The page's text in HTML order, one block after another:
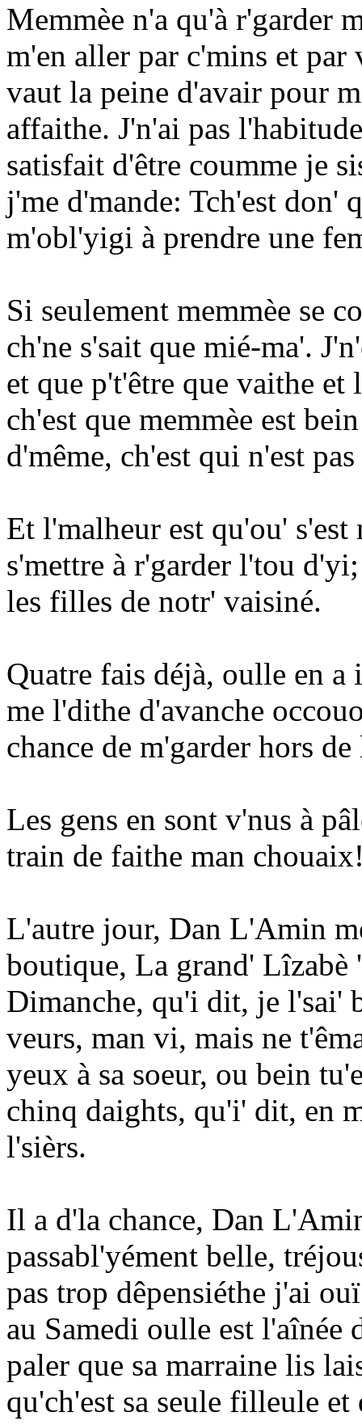
Memmèe n'a qu'à r'garder
m'en aller par c'mins et
vaut la peine d'avair pour
affaithe. J'n'ai pas
satisfait d'être coumme je
j'me d'mande: Tch'est don'
m'obl'yigi à prendre une
Si seulement memmèe se
ch'ne s'sait que mié-ma'.
et que p't'être que vaithe et
ch'est que memmèe est
d'même, ch'est qui n'est
Et l'malheur est qu'ou'
s'mettre à r'garder l'tou
les filles de notr' vaisiné.
Quatre fais déjà, oulle en
me l'dithe d'avanche
chance de m'garder hors
Les gens en sont v'nus à
train de faithe man
L'autre jour, Dan L'Amin
boutique, La grand' Lîzabè
Dimanche, qu'i dit, je l'sai'
veurs, man vi, mais ne
yeux à sa soeur, ou bein
chinq daights, qu'i' dit, en
l'sièrs.
Il a d'la chance, Dan
passabl'yément belle,
pas trop dêpensiéthe j'ai
au Samedi oulle est l'aînée
paler que sa marraine lis
qu'ch'est sa seule filleule